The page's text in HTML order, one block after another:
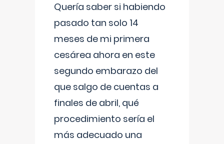
Quería saber si habiendo
pasado tan solo 14
meses de mi primera
cesárea ahora en este
segundo embarazo del
que salgo de cuentas a
finales de abril, qué
procedimiento sería el
más adecuado una